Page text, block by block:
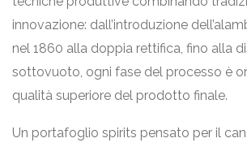
innovazione: dall’introduzione
nel 1860 alla doppia rettifica, fino alla
sottovuoto, ogni fase del processo è
qualità superiore del prodotto finale.
Un portafoglio spirits pensato per il